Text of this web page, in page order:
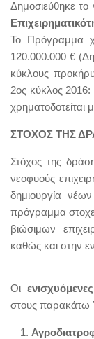
Δημοσιεύθηκε
Το Πρόγραμμα
120.000.000 €
κύκλους
2ος κύκλος
χρηματοδοτείται
ΣΤΟΧΟΣ ΤΗΣ
Στόχος της
νεοφυούς
δημιουργία
πρόγραμμα
βιώσιμων
καθώς και στην
Οι
στους παρακάτω